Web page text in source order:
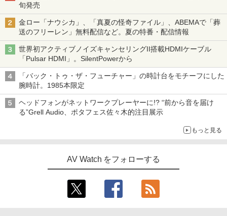
旬発売
金ロー「ナウシカ」、「真夏の怪奇ファイル」、ABEMAで「葬
送のフリーレン」無料配信など。夏の特番・配信情報
世界初アクティブノイズキャンセリングII搭載HDMIケーブル
「Pulsar HDMI」。SilentPowerから
「バック・トゥ・ザ・フューチャー」の時計台をモチーフにした
腕時計。1985本限定
ヘッドフォンがネットワークプレーヤーに!? “前から音を届け
る”Grell Audio、ポタフェス佐々木的注目展示
もっと見る
AV Watch をフォローする